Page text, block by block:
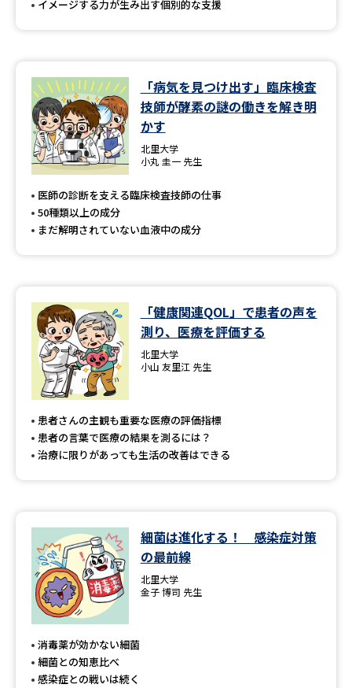
イメージする力が生み出す個別的な支援
「病気を見つけ出す」臨床検査
技師が酵素の謎の働きを解き明
かす
北里大学
小丸 圭一 先生
医師の診断を支える臨床検査技師の仕事
50種類以上の成分
まだ解明されていない血液中の成分
「健康関連QOL」で患者の声を
測り、医療を評価する
北里大学
小山 友里江 先生
患者さんの主観も重要な医療の評価指標
患者の言葉で医療の結果を測るには？
治療に限りがあっても生活の改善はできる
細菌は進化する！ 感染症対策
の最前線
北里大学
金子 博司 先生
消毒薬が効かない細菌
細菌との知恵比べ
感染症との戦いは続く